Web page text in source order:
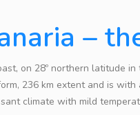
–
on 28º northern latitude
236 km extent and is
climate with mild